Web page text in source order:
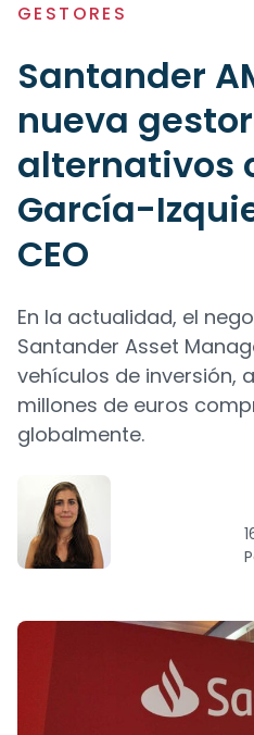
GESTORES
Santander
nueva
alternativos
García-
CEO
En la actualidad, el
Santander Asset
vehículos de inversión,
millones de euros
globalmente.